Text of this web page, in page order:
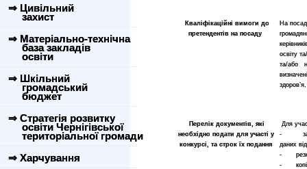
⇒ Цивільний
захист
⇒ Матеріально-технічна
база закладів
освіти
⇒ Шкільний
громадський
бюджет
⇒ Стратегія розвитку
освіти Чернігівської
територіальної громади
⇒ Харчування
Кваліфікаційні вимоги до
претендентів на посаду
На
освіту
та/або
Перелік документів, які
необхідно подати для участі у
конкурсі, та строк їх подання
Для
- заява
даних
-
- копія